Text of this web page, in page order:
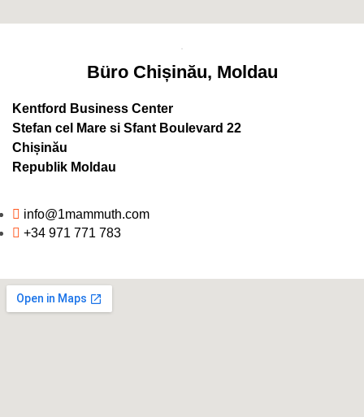
Büro Chișinău, Moldau
Kentford Business Center
Stefan cel Mare si Sfant Boulevard 22
Chișinău
Republik Moldau
info@1mammuth.com
+34 971 771 783